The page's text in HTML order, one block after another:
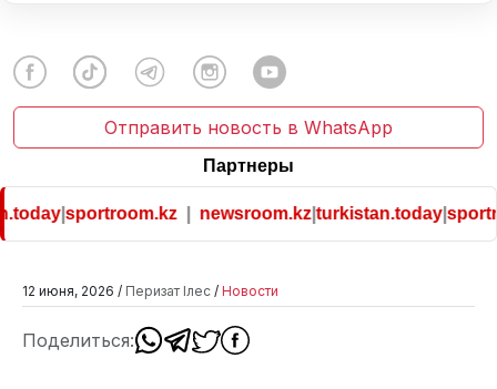
Отправить новость в WhatsApp
Партнеры
|sportroom.kz| newsroom.kz|turkistan.today|
12 июня, 2026 / Перизат Ілес / Новости
Поделиться: